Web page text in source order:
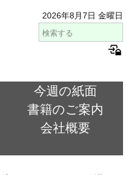
2026年8月7日 金曜日
今週の紙面
書籍のご案内
会社概要